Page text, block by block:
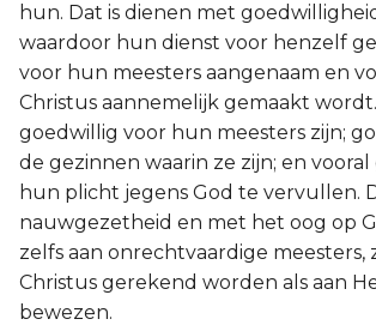
hun. Dat is dienen met
waardoor hun dienst voor henzelf
voor hun meesters aangenaam en
Christus aannemelijk gemaakt
goedwillig voor hun meesters zijn;
de gezinnen waarin ze zijn; en
hun plicht jegens God te vervullen.
nauwgezetheid en met het oog op
zelfs aan onrechtvaardige meesters,
Christus gerekend worden als aan
bewezen.